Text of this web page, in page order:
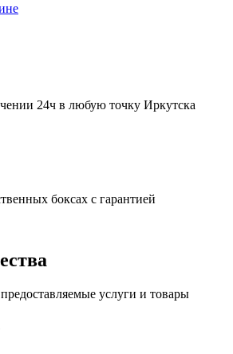
24ч в любую точку Иркутска
боксах с гарантией
предоставляемые услуги и товары